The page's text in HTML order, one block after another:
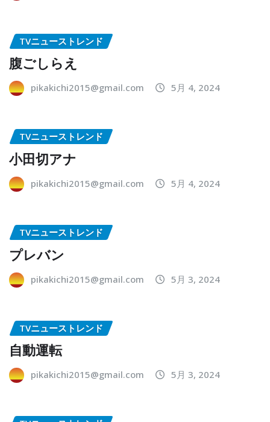
TVニューストレンド
腹ごしらえ
pikakichi2015@gmail.com 5月 4, 2024
TVニューストレンド
小田切アナ
pikakichi2015@gmail.com 5月 4, 2024
TVニューストレンド
プレバン
pikakichi2015@gmail.com 5月 3, 2024
TVニューストレンド
自動運転
pikakichi2015@gmail.com 5月 3, 2024